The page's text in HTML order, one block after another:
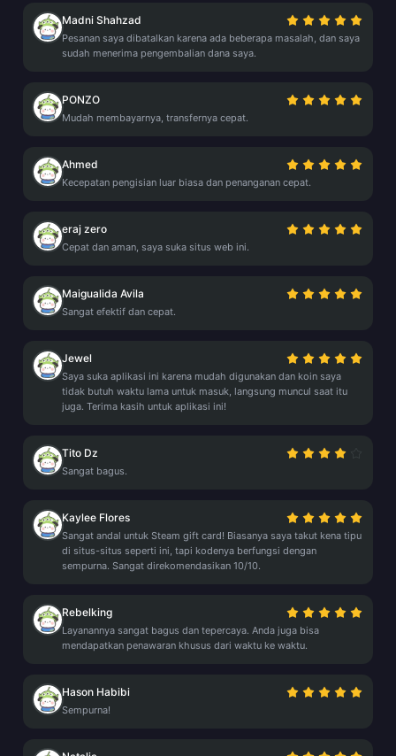
Madni Shahzad
Pesanan saya dibatalkan karena ada beberapa masalah, dan saya
sudah menerima pengembalian dana saya.
PONZO
Mudah membayarnya, transfernya cepat.
Ahmed
Kecepatan pengisian luar biasa dan penanganan cepat.
eraj zero
Cepat dan aman, saya suka situs web ini.
Maigualida Avila
Sangat efektif dan cepat.
Jewel
Saya suka aplikasi ini karena mudah digunakan dan koin saya
tidak butuh waktu lama untuk masuk, langsung muncul saat itu
juga. Terima kasih untuk aplikasi ini!
Tito Dz
Sangat bagus.
Kaylee Flores
Sangat andal untuk Steam gift card! Biasanya saya takut kena tipu
di situs-situs seperti ini, tapi kodenya berfungsi dengan
sempurna. Sangat direkomendasikan 10/10.
Rebelking
Layanannya sangat bagus dan tepercaya. Anda juga bisa
mendapatkan penawaran khusus dari waktu ke waktu.
Hason Habibi
Sempurna!